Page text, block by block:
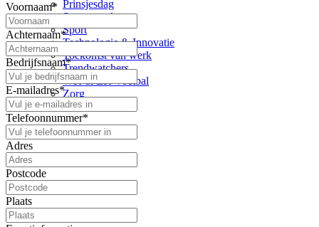
Prinsjesdag
Samenwerken
Sport
Technologie & Innovatie
Toekomst van werk
Trendwatchers
WK & EK Voetbal
Zorg
Voornaam*
Achternaam*
Bedrijfsnaam*
E-mailadres*
Telefoonnummer*
Adres
Postcode
Plaats